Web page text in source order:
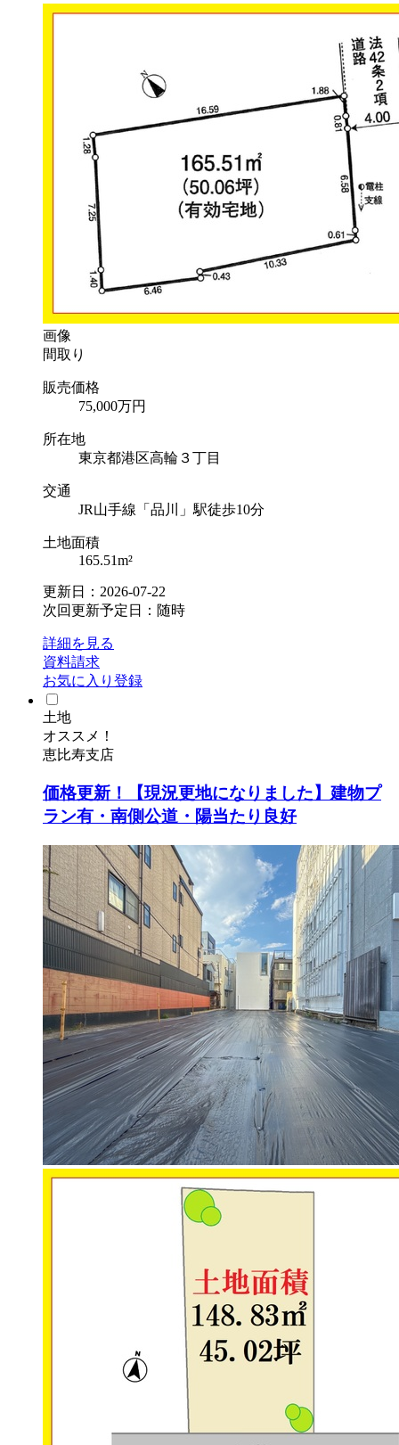
画像
間取り
販売価格
75,000万円
所在地
東京都港区高輪３丁目
交通
JR山手線「品川」駅徒歩10分
土地面積
165.51m²
更新日：2026-07-22
次回更新予定日：随時
詳細を見る
資料請求
お気に入り登録
土地
オススメ！
恵比寿支店
価格更新！【現況更地になりました】建物プ
ラン有・南側公道・陽当たり良好